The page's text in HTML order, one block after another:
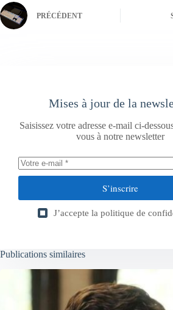
PRÉCÉDENT
Mises à jour de la
Saisissez votre adresse e-mail ci-
vous à notre newsletter
S’inscrire
J’accepte la politique de
Publications similaires